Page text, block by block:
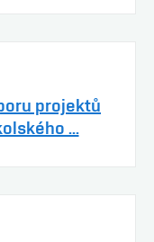
projektů
...